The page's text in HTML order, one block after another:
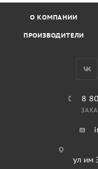
О КОМПАНИИ
ПРОИЗВОДИТЕЛИ
8
ул им